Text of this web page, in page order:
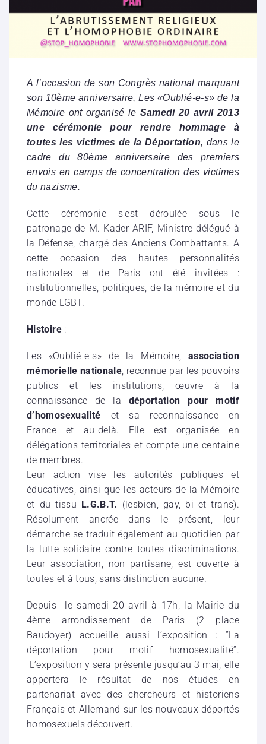
A l’occasion de son Congrès national marquant
son 10ème anniversaire, Les «Oublié-e-s» de la
Mémoire ont organisé le Samedi 20 avril 2013
une cérémonie pour rendre hommage à
toutes les victimes de la Déportation, dans le
cadre du 80ème anniversaire des premiers
envois en camps de concentration des victimes
du nazisme.
Cette cérémonie s’est déroulée sous le
patronage de M. Kader ARIF, Ministre délégué à
la Défense, chargé des Anciens Combattants. A
cette occasion des hautes personnalités
nationales et de Paris ont été invitées :
institutionnelles, politiques, de la mémoire et du
monde LGBT.
Histoire:
Les «Oublié-e-s» de la Mémoire,association
mémorielle nationale, reconnue par les pouvoirs
publics et les institutions, œuvre à la
connaissance de la déportation pour motif
d’homosexualité et sa reconnaissance en
France et au-delà. Elle est organisée en
délégations territoriales et compte une centaine
de membres.
Leur action vise les autorités publiques et
éducatives, ainsi que les acteurs de la Mémoire
et du tissu L.G.B.T. (lesbien, gay, bi et trans).
Résolument ancrée dans le présent, leur
démarche se traduit également au quotidien par
la lutte solidaire contre toutes discriminations.
Leur association, non partisane, est ouverte à
toutes et à tous, sans distinction aucune.
Depuis le samedi 20 avril à 17h, la Mairie du
4ème arrondissement de Paris (2 place
Baudoyer) accueille aussi l’exposition : ”La
déportation pour motif homosexualité”.
L’exposition y sera présente jusqu’au 3 mai, elle
apportera le résultat de nos études en
partenariat avec des chercheurs et historiens
Français et Allemand sur les nouveaux déportés
homosexuels découvert.